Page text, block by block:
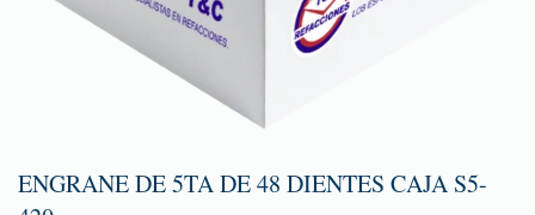
ENGRANE DE 5TA DE 48 DIENTES CAJA S5-